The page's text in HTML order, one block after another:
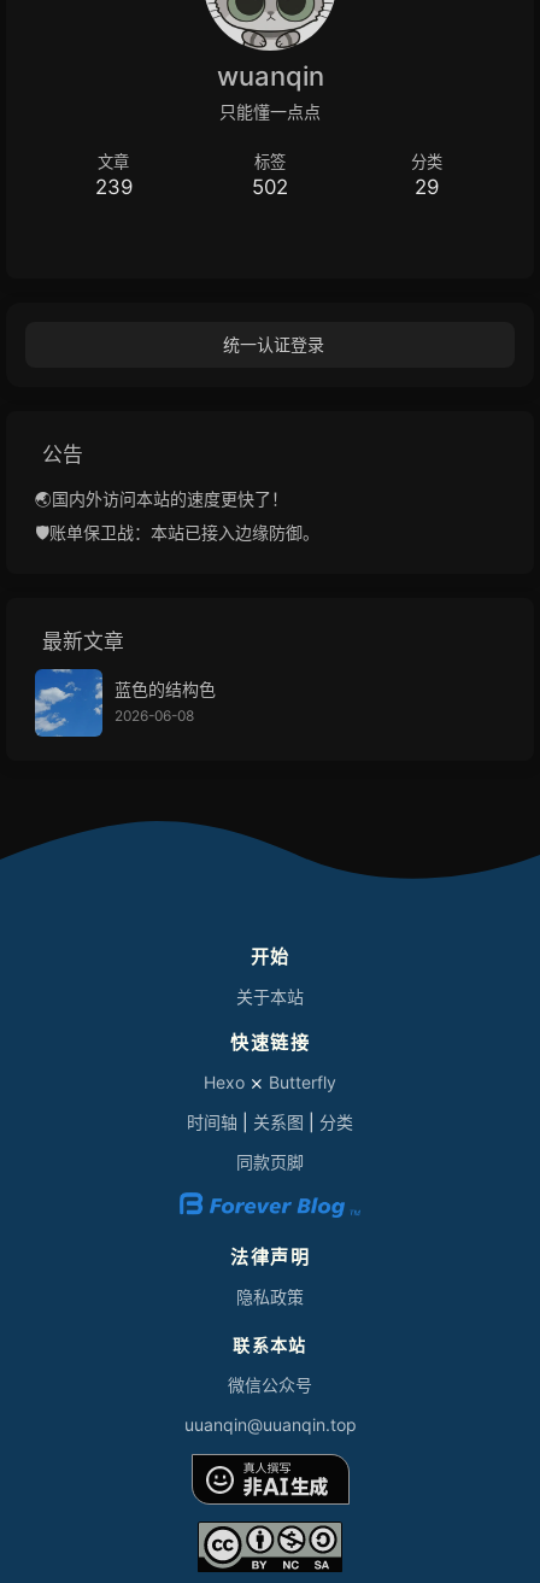
wuanqin
只能懂一点点
文章
239
标签
502
分类
29
统一认证登录
公告
🌏国内外访问本站的速度更快了！
🛡️账单保卫战：本站已接入边缘防御。
最新文章
蓝色的结构色
2026-06-08
开始
关于本站
快速链接
Hexo ⨯ Butterfly
时间轴
关系图
分类
同款页脚
法律声明
隐私政策
联系本站
微信公众号
uuanqin@uuanqin.top